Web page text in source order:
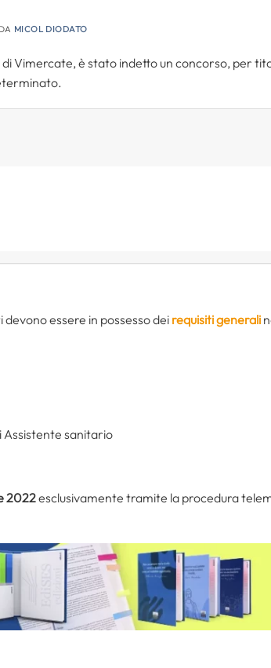
DA MICOL DIODATO
di Vimercate, è stato indetto un concorso, per
essere in possesso dei requisiti generali
Assistente sanitario
2022esclusivamente tramite la procedura